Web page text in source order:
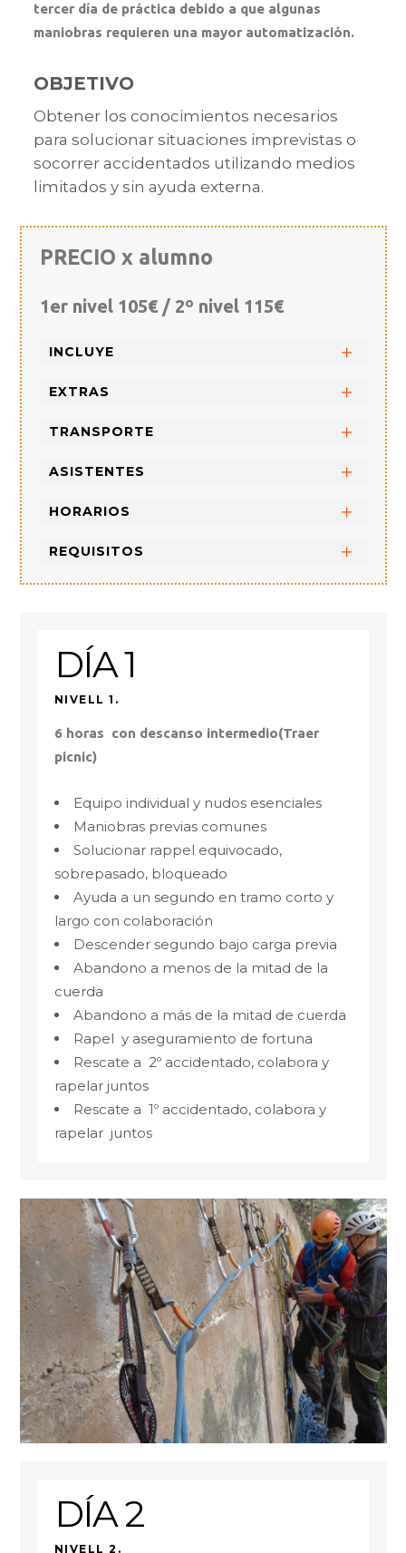
tercer día de práctica debido a que algunas
maniobras requieren una mayor automatización.
OBJETIVO
Obtener los conocimientos necesarios
para solucionar situaciones imprevistas o
socorrer accidentados utilizando medios
limitados y sin ayuda externa.
PRECIO x alumno
1er nivel 105€ / 2º nivel 115€
INCLUYE
EXTRAS
TRANSPORTE
ASISTENTES
HORARIOS
REQUISITOS
DÍA 1
NIVELL 1.
6 horas con descanso intermedio(Traer
picnic)
Equipo individual y nudos esenciales
Maniobras previas comunes
Solucionar rappel equivocado,
sobrepasado, bloqueado
Ayuda a un segundo en tramo corto y
largo con colaboración
Descender segundo bajo carga previa
Abandono a menos de la mitad de la
cuerda
Abandono a más de la mitad de cuerda
Rapel y aseguramiento de fortuna
Rescate a 2º accidentado, colabora y
rapelar juntos
Rescate a 1º accidentado, colabora y
rapelar juntos
DÍA 2
NIVELL 2.